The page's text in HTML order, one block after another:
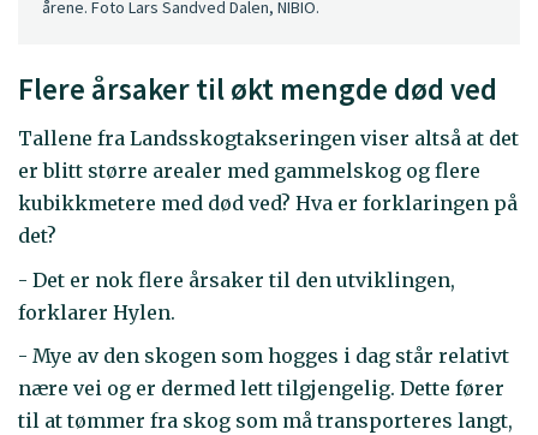
årene. Foto Lars Sandved Dalen, NIBIO.
Flere årsaker til økt mengde død ved
Tallene fra Landsskogtakseringen viser altså at det
er blitt større arealer med gammelskog og flere
kubikkmetere med død ved? Hva er forklaringen på
det?
- Det er nok flere årsaker til den utviklingen,
forklarer Hylen.
- Mye av den skogen som hogges i dag står relativt
nære vei og er dermed lett tilgjengelig. Dette fører
til at tømmer fra skog som må transporteres langt,